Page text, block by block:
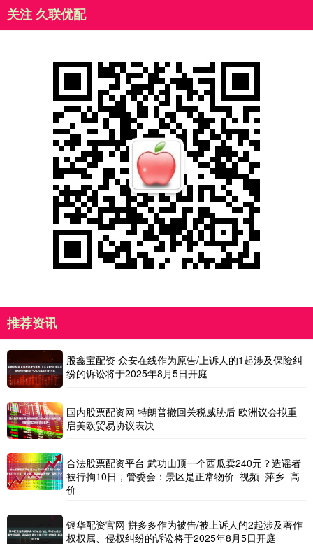
关注 久联优配
推荐资讯
股鑫宝配资 众安在线作为原告/上诉人的1起涉及保险纠
纷的诉讼将于2025年8月5日开庭
国内股票配资网 特朗普撤回关税威胁后 欧洲议会拟重
启美欧贸易协议表决
合法股票配资平台 武功山顶一个西瓜卖240元？造谣者
被行拘10日，管委会：景区是正常物价_视频_萍乡_高
价
银华配资官网 拼多多作为被告/被上诉人的2起涉及著作
权权属、侵权纠纷的诉讼将于2025年8月5日开庭